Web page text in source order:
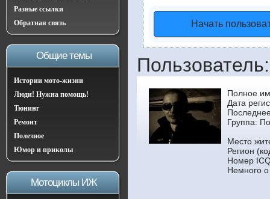
Разные ссылки
Обратная связь
Общие темы
Истории мото-жизни
Люди! Нужна помощь!
Тюнинг
Ремонт
Полезное
Юмор и приколы
Мотоциклы ИЖ
Начать
Полное
Дата
Группа:
Место
Регион
Номер
Немного